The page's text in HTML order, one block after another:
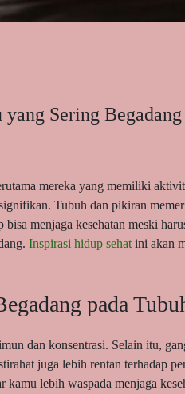
Sering Begadang
mereka yang memiliki
Tubuh dan pikiran
menjaga kesehatan meski
Inspirasi hidup sehat ini akan
pada
dan konsentrasi. Selain itu,
juga lebih rentan terhadap
kamu lebih waspada menjaga